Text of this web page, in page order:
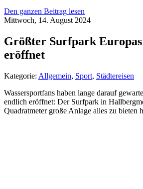
Den ganzen Beitrag lesen
Mittwoch, 14. August 2024
Größter Surfpark
eröffnet
Kategorie: Allgemein, Sport, Städtereisen
Wassersportfans haben lange darauf
endlich eröffnet: Der Surfpark in
Quadratmeter große Anlage alles zu bieten